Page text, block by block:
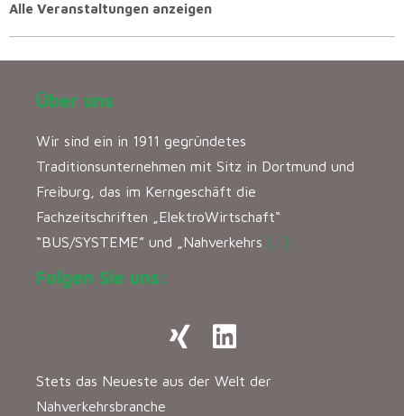
Alle Veranstaltungen anzeigen
Über uns
Wir sind ein in 1911 gegründetes
Traditionsunternehmen mit Sitz in Dortmund und
Freiburg, das im Kerngeschäft die
Fachzeitschriften „ElektroWirtschaft“
“BUS/SYSTEME” und „Nahverkehrs […]
Folgen Sie uns:
Stets das Neueste aus der Welt der
Nahverkehrsbranche